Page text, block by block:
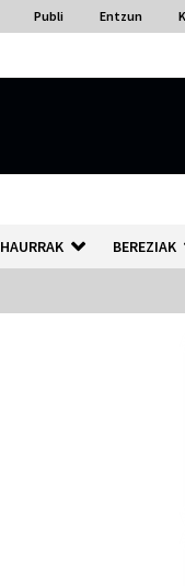
Publi Entzun
HAURRAK BEREZIAK